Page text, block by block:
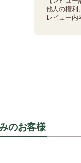
他人の権利
レビュー内
のお客様